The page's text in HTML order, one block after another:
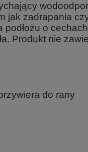
jak zadrapania
o
Produkt nie
do rany